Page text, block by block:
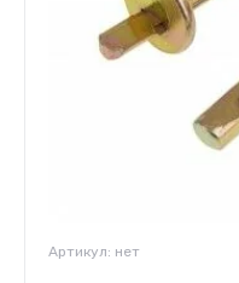
Артикул: нет